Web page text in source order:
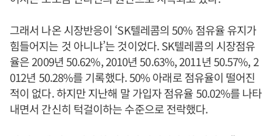
그래서 나온 시장반응이 ‘SK텔레콤의 50% 점유율 유지가
힘들어지는 것 아니냐’는 것이었다. SK텔레콤의 시장점유
율은 2009년 50.62%, 2010년 50.63%, 2011년 50.57%, 2
012년 50.28%를 기록했다. 50% 아래로 점유율이 떨어진
적이 없다. 하지만 지난해 말 가입자 점유율 50.02%를 나타
내면서 간신히 턱걸이하는 수준으로 전락했다.